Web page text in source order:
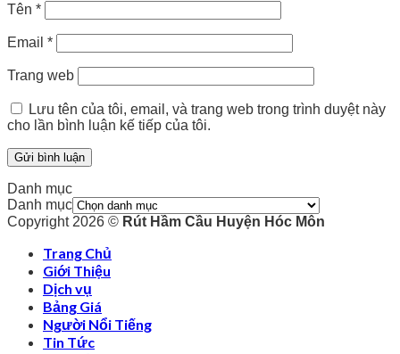
Tên *
Email *
Trang web
Lưu tên của tôi, email, và trang web trong trình duyệt này
cho lần bình luận kế tiếp của tôi.
Danh mục
Danh mục
Copyright 2026 © Rút Hầm Cầu Huyện Hóc Môn
Trang Chủ
Giới Thiệu
Dịch vụ
Bảng Giá
Người Nổi Tiếng
Tin Tức